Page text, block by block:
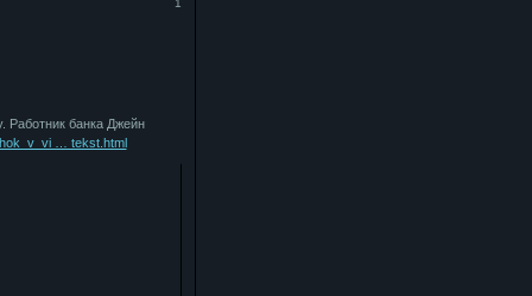
1
Работник банка Джейн
… tekst.html